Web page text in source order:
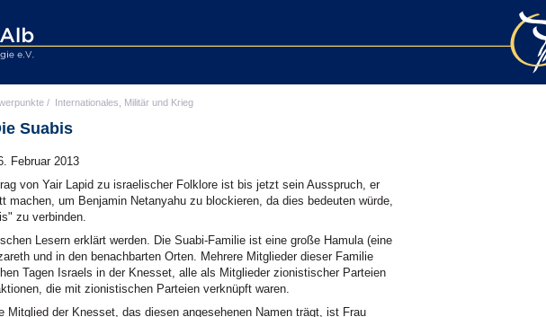
/ Internationales, Militär und Krieg
Suabis
Februar 2013
von Yair Lapid zu israelischer Folklore ist bis jetzt sein Ausspruch, er
machen, um Benjamin Netanyahu zu blockieren, da dies bedeuten würde,
zu verbinden.
Lesern erklärt werden. Die Suabi-Familie ist eine große Hamula (eine
und in den benachbarten Orten. Mehrere Mitglieder dieser Familie
Tagen Israels in der Knesset, alle als Mitglieder zionistischer Parteien
die mit zionistischen Parteien verknüpft waren.
Mitglied der Knesset, das diesen angesehenen Namen trägt, ist Frau